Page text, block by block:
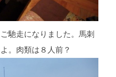
馳走になりました。馬刺
。肉類は８人前？